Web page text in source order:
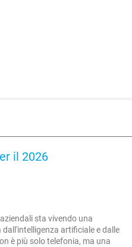
il 2026
sta vivendo una
artificiale e dalle
è più solo telefonia, ma una